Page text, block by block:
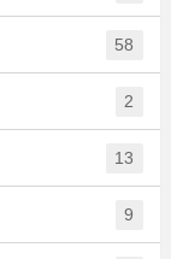
58
2
13
9